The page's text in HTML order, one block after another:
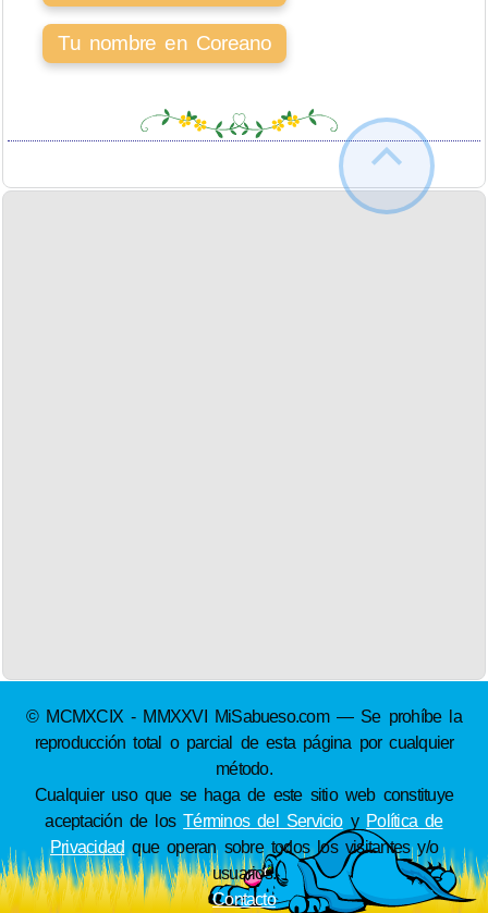
Tu nombre en Coreano
© MCMXCIX - MMXXVI MiSabueso.com — Se prohíbe la
reproducción total o parcial de esta página por cualquier
método.
Cualquier uso que se haga de este sitio web constituye
aceptación de losTérminos del Servicioy Política de
Privacidad que operan sobre todos los visitantes y/o
usuarios.
Contacto